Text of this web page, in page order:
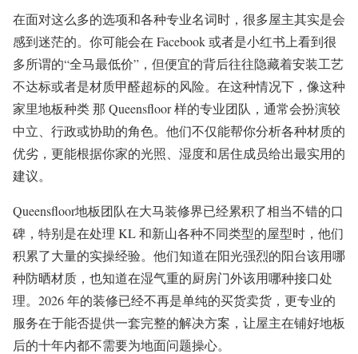
在面对这么多的选项和各种专业名词时，很多屋主其实是会
感到迷茫的。你可能会在 Facebook 或者是小红书上看到很
多所谓的“全马最低价”，但便宜的背后往往隐藏着安装工艺
不达标或者是材质甲醛超标的风险。在这种情况下，像这种
家里地板种类 那 Queensfloor 样的专业团队，通常会扮演较
中立、行政或协助的角色。他们不仅能帮你分析各种材质的
优劣，更能根据你家的光照、湿度和居住成员给出最实用的
建议。
Queensfloor地板团队在大马装修界已经累积了相当不错的口
碑，特别是在处理 KL 和新山各种不同类型的屋型时，他们
积累了大量的实操经验。他们知道在阳光强烈的阳台该用哪
种防晒材质，也知道在湿气重的厨房门外该用哪种接口处
理。2026 年的装修已经不再是单纯的买货卖货，更专业的
服务在于能否提供一套完整的解决方案，让屋主在铺好地板
后的十年内都不需要为地面问题操心。